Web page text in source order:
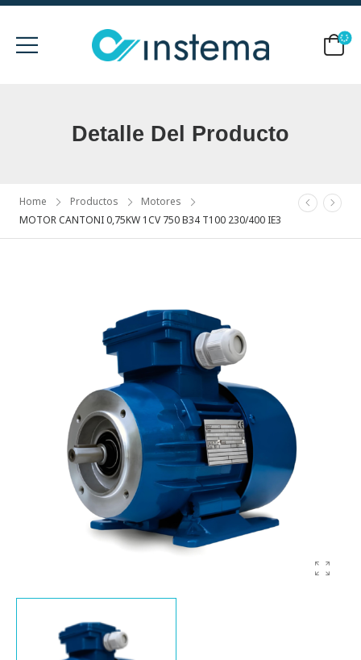
Detalle Del Producto
Home Productos
Motores
MOTOR CANTONI 0,75KW 1CV 750 B34 T100 230/400 IE3